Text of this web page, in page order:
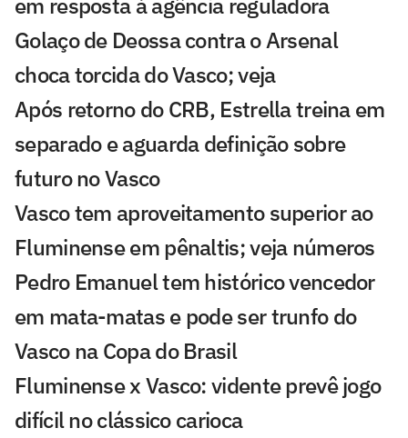
Golaço de Deossa contra o Arsenal
choca torcida do Vasco; veja
Após retorno do CRB, Estrella treina em
separado e aguarda definição sobre
futuro no Vasco
Vasco tem aproveitamento superior ao
Fluminense em pênaltis; veja números
Pedro Emanuel tem histórico vencedor
em mata-matas e pode ser trunfo do
Vasco na Copa do Brasil
Fluminense x Vasco: vidente prevê jogo
difícil no clássico carioca